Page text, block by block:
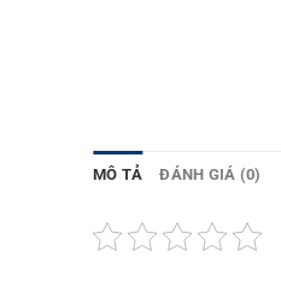
MÔ TẢ ĐÁNH GIÁ (0)